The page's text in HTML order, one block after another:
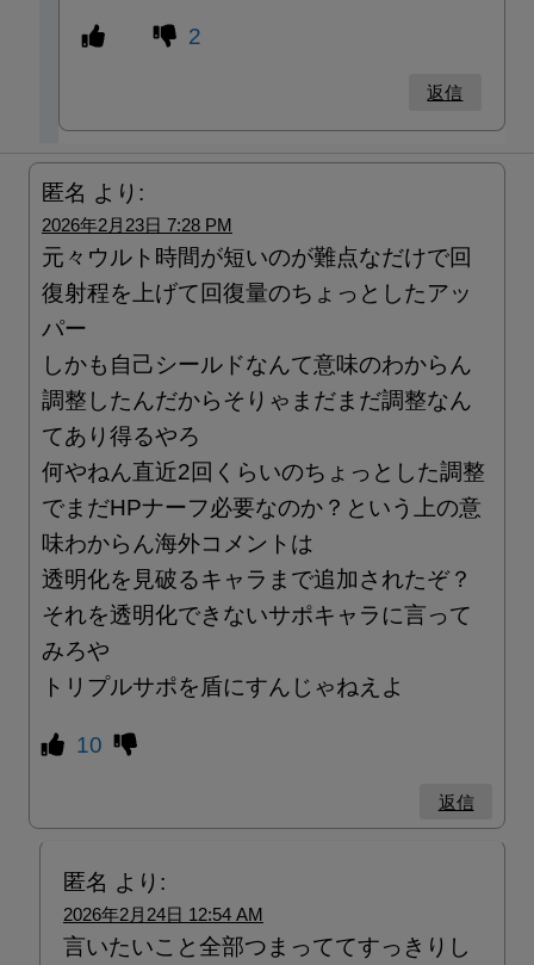
2
返信
匿名 より:
2026年2月23日 7:28 PM
元々ウルト時間が短いのが難点なだけで回
復射程を上げて回復量のちょっとしたアッ
パー
しかも自己シールドなんて意味のわからん
調整したんだからそりゃまだまだ調整なん
てあり得るやろ
何やねん直近2回くらいのちょっとした調整
でまだHPナーフ必要なのか？という上の意
味わからん海外コメントは
透明化を見破るキャラまで追加されたぞ？
それを透明化できないサポキャラに言って
みろや
トリプルサポを盾にすんじゃねえよ
10
返信
匿名 より:
2026年2月24日 12:54 AM
言いたいこと全部つまっててすっきりし